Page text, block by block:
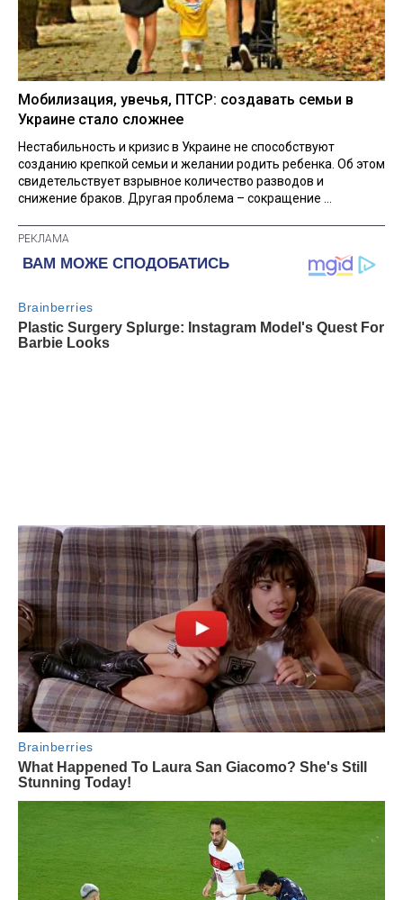
Мобилизация, увечья, ПТСР: создавать семьи в
Украине стало сложнее
Нестабильность и кризис в Украине не способствуют
созданию крепкой семьи и желании родить ребенка. Об этом
свидетельствует взрывное количество разводов и
снижение браков. Другая проблема – сокращение ...